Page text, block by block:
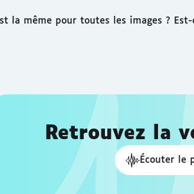
la même pour toutes les images ?
Retrouvez la
Écouter le